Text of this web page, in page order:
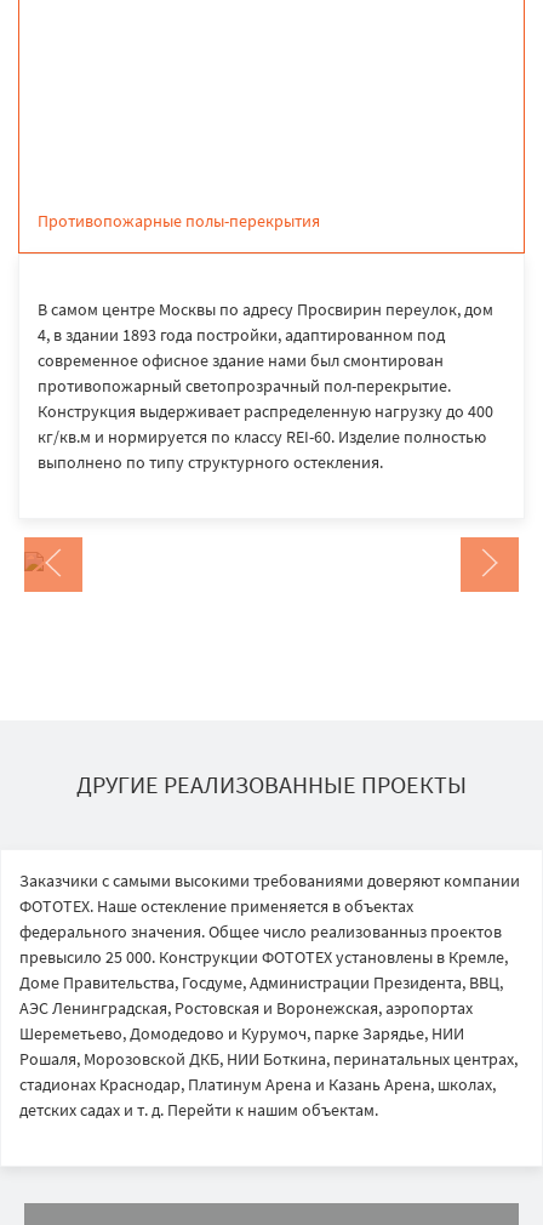
Противопожарные полы-перекрытия
В самом центре Москвы по адресу Просвирин переулок, дом
4, в здании 1893 года постройки, адаптированном под
современное офисное здание нами был смонтирован
противопожарный светопрозрачный пол-перекрытие.
Конструкция выдерживает распределенную нагрузку до 400
кг/кв.м и нормируется по классу REI-60. Изделие полностью
выполнено по типу структурного остекления.
ДРУГИЕ РЕАЛИЗОВАННЫЕ ПРОЕКТЫ
Заказчики с самыми высокими требованиями доверяют компании
ФОТОТЕХ. Наше остекление применяется в объектах
федерального значения. Общее число реализованныз проектов
превысило 25 000. Конструкции ФОТОТЕХ установлены в Кремле,
Доме Правительства, Госдуме, Администрации Президента, ВВЦ,
АЭС Ленинградская, Ростовская и Воронежская, аэропортах
Шереметьево, Домодедово и Курумоч, парке Зарядье, НИИ
Рошаля, Морозовской ДКБ, НИИ Боткина, перинатальных центрах,
стадионах Краснодар, Платинум Арена и Казань Арена, школах,
детских садах и т. д. Перейти к нашим объектам.